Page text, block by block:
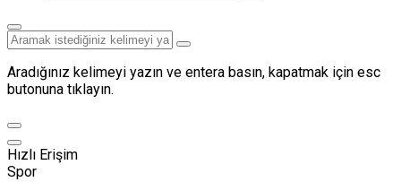
Aradığınız kelimeyi yazın ve entera basın, kapatmak için esc
butonuna tıklayın.
Hızlı Erişim
Spor